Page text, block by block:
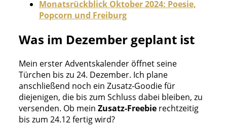
Monatsrückblick Oktober 2024: Poesie,
Popcorn und Freiburg
Was im Dezember geplant ist
Mein erster Adventskalender öffnet seine
Türchen bis zu 24. Dezember. Ich plane
anschließend noch ein Zusatz-Goodie für
diejenigen, die bis zum Schluss dabei bleiben, zu
versenden. Ob mein Zusatz-Freebierechtzeitig
bis zum 24.12 fertig wird?